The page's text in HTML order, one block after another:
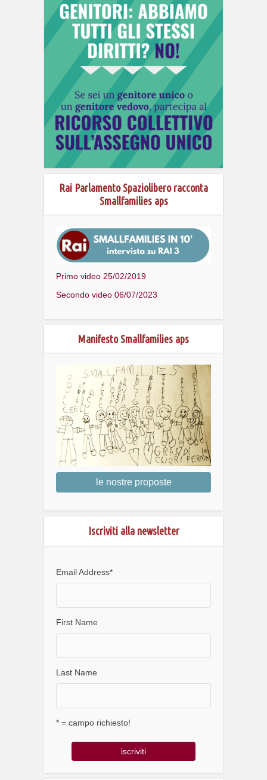
Rai Parlamento Spaziolibero racconta
Smallfamilies aps
Primo video 25/02/2019
Secondo video 06/07/2023
Manifesto Smallfamilies aps
le nostre proposte
Iscriviti alla newsletter
Email Address*
First Name
Last Name
* = campo richiesto!